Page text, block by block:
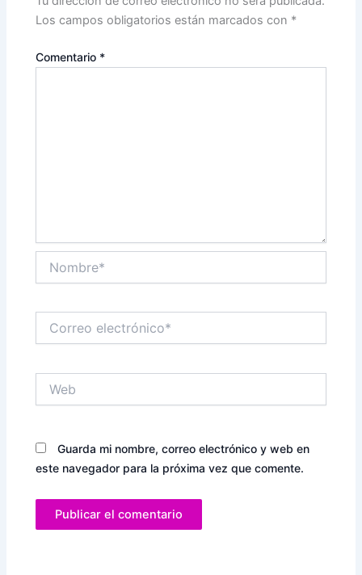
Los campos obligatorios están marcados con *
Comentario *
electrónico*
Guarda mi nombre, correo electrónico y web en
este navegador para la próxima vez que comente.